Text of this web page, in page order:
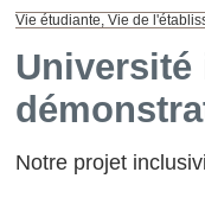
Vie étudiante, Vie de
Notre projet